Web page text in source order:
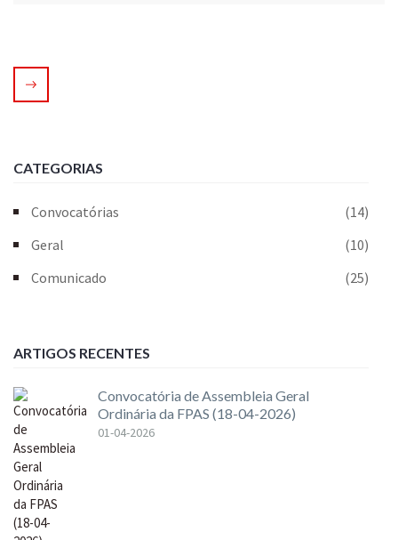
CATEGORIAS
Convocatórias
(14)
Geral
(10)
Comunicado
(25)
ARTIGOS RECENTES
Convocatória de Assembleia Geral
Ordinária da FPAS (18-04-2026)
01-04-2026